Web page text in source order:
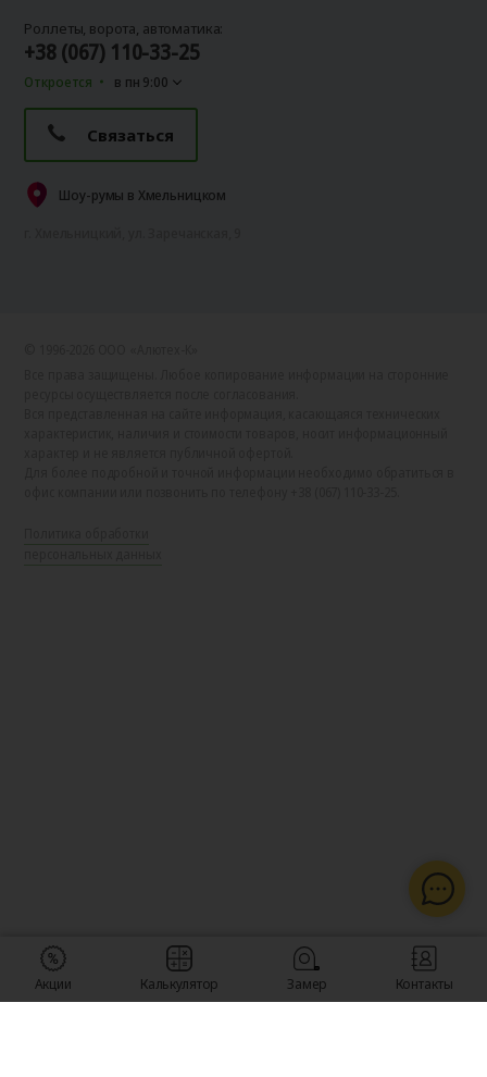
Роллеты, ворота, автоматика:
+38 (067) 110-33-25
Откроется в пн 9:00
Связаться
Шоу-румы в Хмельницком
Акции Калькулятор Замер Контакты